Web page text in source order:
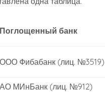
Поглощенный банк
ООО Фибабанк (лиц. №3519)
АО МИнБанк (лиц. №912)